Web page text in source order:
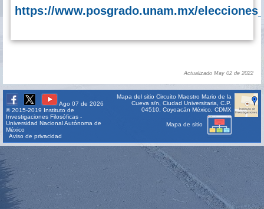
https://www.posgrado.unam.mx/
Actualizado May 02 de 2022
Ago 07 de 2026
© 2015-2019 Instituto de
Investigaciones Filosóficas -
Universidad Nacional Autónoma de
México
Aviso de privacidad
Mapa del sitio Circuito Maestro Mario de la
Cueva s/n, Ciudad Universitaria, C.P.
04510, Coyoacán México, CDMX
Mapa de sitio